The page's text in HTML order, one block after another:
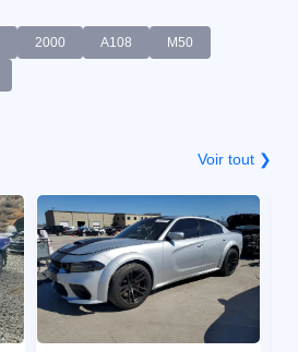
2000 A108 M50
Voir tout ❯